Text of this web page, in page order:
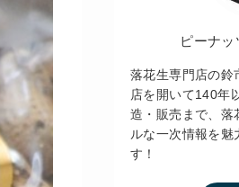
ピーナ
落花生専門店の鈴
店を開いて140年
造・販売まで、落
ルな一次情報を魅
す！